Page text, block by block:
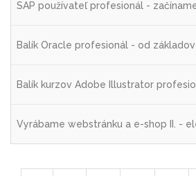
SAP používateľ profesionál -
Balík Oracle profesionál - od
Balík kurzov Adobe Illustrator
Vyrábame webstránku a e-shop II. -